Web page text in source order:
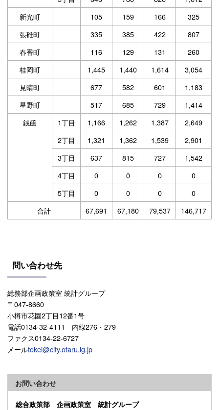
新光町
105 159 166
325
張碓町
335 385 422
807
春香町
116 129 131
260
桂岡町
1,445 1,440 1,614
3,054
見晴町
677 582 601
1,183
星野町
517 685 729
1,414
銭函
1丁目 1,166 1,262 1,387
2,649
2丁目
1,321 1,362 1,539
2,901
3丁目
637 815 727
1,542
4丁目
0 0 0
0
5丁目
0 0 0
0
合計
67,691 67,180 79,537 146,717
問い合わせ先
総務部企画政策室 統計グループ
〒047-8660
小樽市花園2丁目12番1号
電話0134-32-4111 内線276・279
ファクス0134-22-6727
メールtokei@city.otaru.lg.jp
お問い合わせ
総合政策部 企画政策室 統計グループ